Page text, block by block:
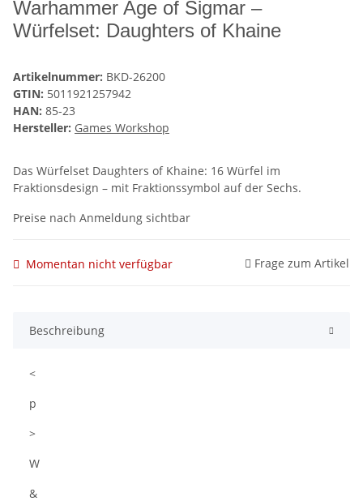
Warhammer Age of Sigmar –
Würfelset: Daughters of Khaine
Artikelnummer: BKD-26200
GTIN: 5011921257942
HAN: 85-23
Hersteller: Games Workshop
Das Würfelset Daughters of Khaine: 16 Würfel im
Fraktionsdesign – mit Fraktionssymbol auf der Sechs.
Preise nach Anmeldung sichtbar
Momentan nicht verfügbar Frage zum Artikel
Beschreibung
<
p
>
W
&